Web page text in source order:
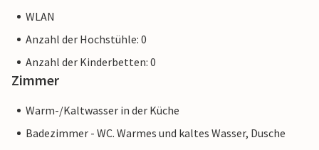
WLAN
Anzahl der Hochstühle: 0
Anzahl der Kinderbetten: 0
Zimmer
Warm-/Kaltwasser in der Küche
Badezimmer - WC. Warmes und kaltes Wasser, Dusche